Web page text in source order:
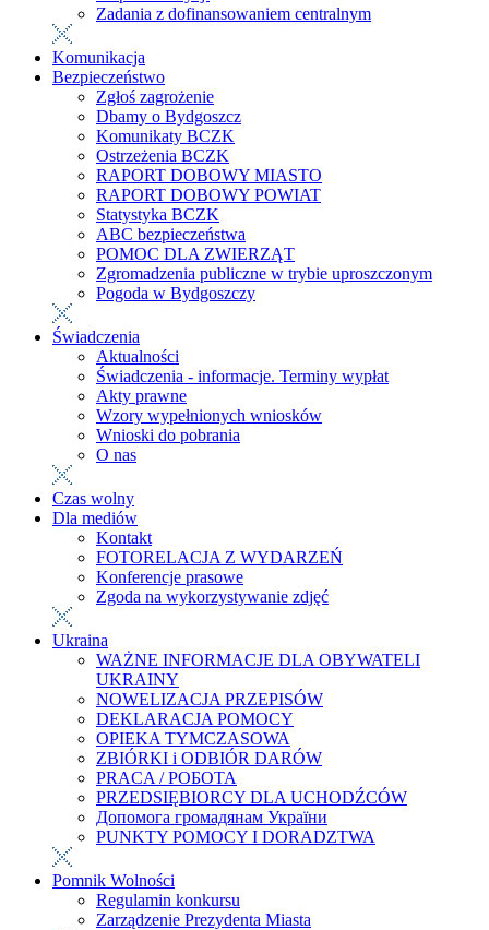
Zadania z dofinansowaniem centralnym
Komunikacja
Bezpieczeństwo
Zgłoś zagrożenie
Dbamy o Bydgoszcz
Komunikaty BCZK
Ostrzeżenia BCZK
RAPORT DOBOWY MIASTO
RAPORT DOBOWY POWIAT
Statystyka BCZK
ABC bezpieczeństwa
POMOC DLA ZWIERZĄT
Zgromadzenia publiczne w trybie uproszczonym
Pogoda w Bydgoszczy
Świadczenia
Aktualności
Świadczenia - informacje. Terminy wypłat
Akty prawne
Wzory wypełnionych wniosków
Wnioski do pobrania
O nas
Czas wolny
Dla mediów
Kontakt
FOTORELACJA Z WYDARZEŃ
Konferencje prasowe
Zgoda na wykorzystywanie zdjęć
Ukraina
WAŻNE INFORMACJE DLA OBYWATELI
UKRAINY
NOWELIZACJA PRZEPISÓW
DEKLARACJA POMOCY
OPIEKA TYMCZASOWA
ZBIÓRKI i ODBIÓR DARÓW
PRACA / РОБОТА
PRZEDSIĘBIORCY DLA UCHODŹCÓW
Допомога громадянам України
PUNKTY POMOCY I DORADZTWA
Pomnik Wolności
Regulamin konkursu
Zarządzenie Prezydenta Miasta